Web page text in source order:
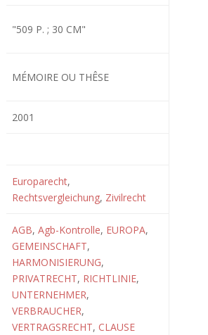
"509 P. ; 30 CM"
MÉMOIRE OU THÊSE
2001
Europarecht,
Rechtsvergleichung, Zivilrecht
AGB, Agb-Kontrolle, EUROPA,
GEMEINSCHAFT,
HARMONISIERUNG,
PRIVATRECHT, RICHTLINIE,
UNTERNEHMER,
VERBRAUCHER,
VERTRAGSRECHT, CLAUSE